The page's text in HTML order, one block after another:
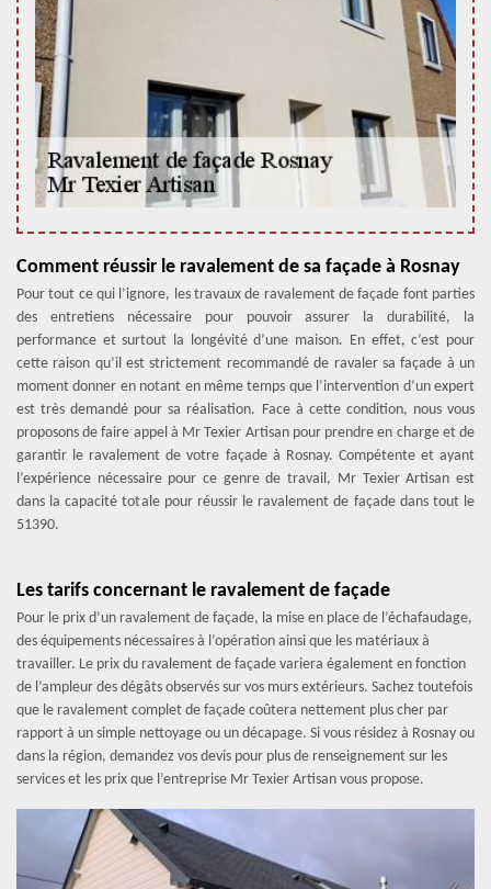
Comment réussir le ravalement de sa façade à Rosnay
Pour tout ce qui l’ignore, les travaux de ravalement de façade font parties
des entretiens nécessaire pour pouvoir assurer la durabilité, la
performance et surtout la longévité d’une maison. En effet, c’est pour
cette raison qu’il est strictement recommandé de ravaler sa façade à un
moment donner en notant en même temps que l’intervention d’un expert
est très demandé pour sa réalisation. Face à cette condition, nous vous
proposons de faire appel à Mr Texier Artisan pour prendre en charge et de
garantir le ravalement de votre façade à Rosnay. Compétente et ayant
l’expérience nécessaire pour ce genre de travail, Mr Texier Artisan est
dans la capacité totale pour réussir le ravalement de façade dans tout le
51390.
Les tarifs concernant le ravalement de façade
Pour le prix d’un ravalement de façade, la mise en place de l’échafaudage,
des équipements nécessaires à l’opération ainsi que les matériaux à
travailler. Le prix du ravalement de façade variera également en fonction
de l’ampleur des dégâts observés sur vos murs extérieurs. Sachez toutefois
que le ravalement complet de façade coûtera nettement plus cher par
rapport à un simple nettoyage ou un décapage. Si vous résidez à Rosnay ou
dans la région, demandez vos devis pour plus de renseignement sur les
services et les prix que l’entreprise Mr Texier Artisan vous propose.